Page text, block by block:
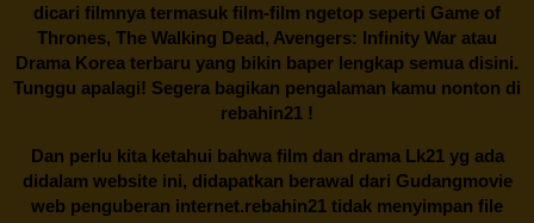
dicari filmnya termasuk film-film ngetop seperti Game of
Thrones, The Walking Dead, Avengers: Infinity War atau
Drama Korea terbaru yang bikin baper lengkap semua disini.
Tunggu apalagi! Segera bagikan pengalaman kamu nonton di
rebahin21 !
Dan perlu kita ketahui bahwa film dan dramaLk21yg ada
didalam website ini, didapatkan berawal dari Gudangmovie
web penguberan internet.rebahin21 tidak menyimpan file